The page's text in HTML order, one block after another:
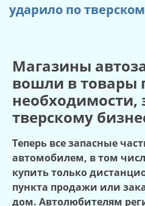
ударило по
Магазины
вошли в товары
необходимости,
тверскому
Теперь все запасные
автомобилем, в том
купить только
пункта продажи или
дом. Автолюбителям